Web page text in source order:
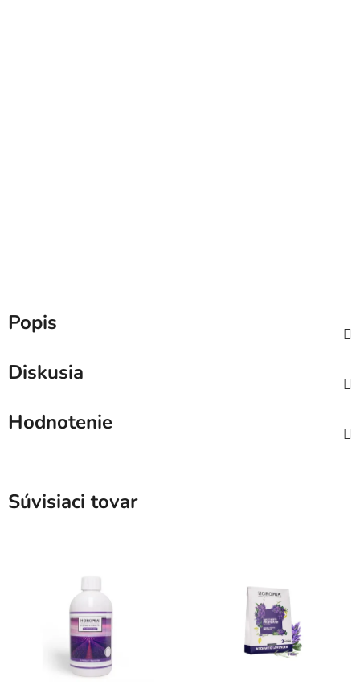
Popis
Diskusia
Hodnotenie
Súvisiaci tovar